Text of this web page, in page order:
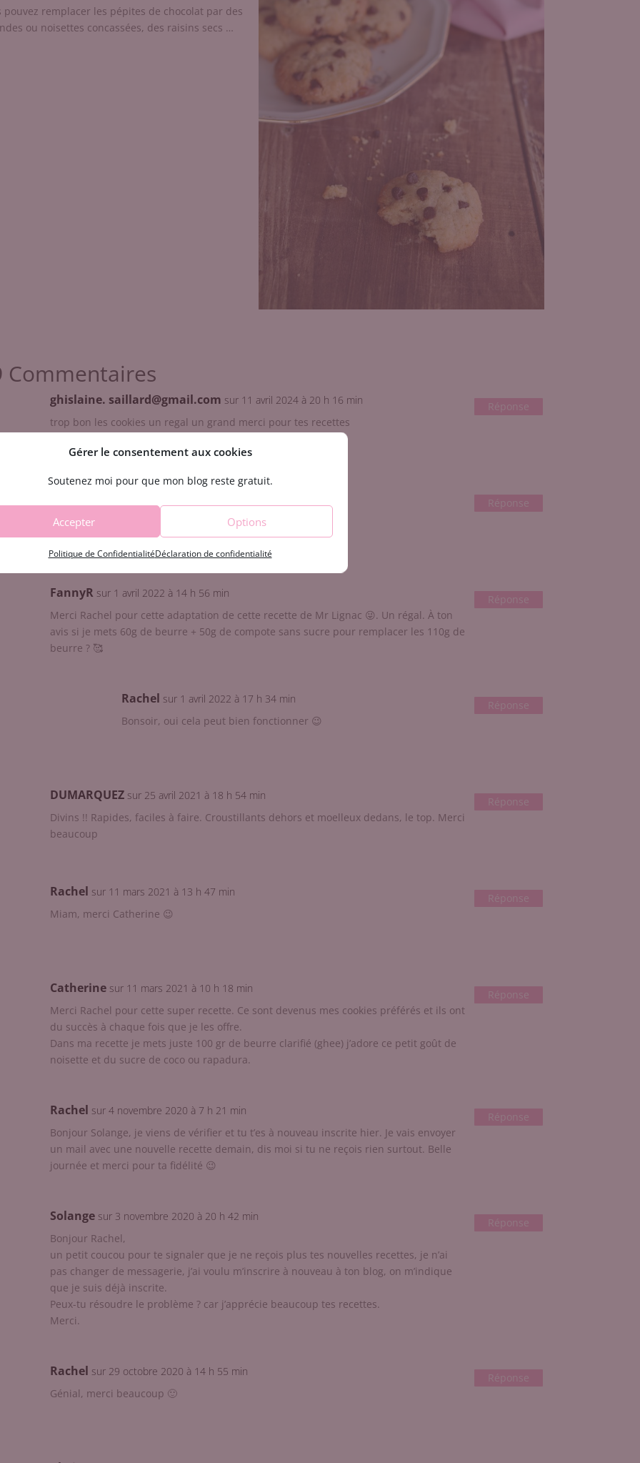
Gérer le consentement aux cookies
Soutenez moi pour que mon blog reste gratuit.
Accepter Options
Politique de ConfidentialitéDéclaration de confidentialité
pouvez remplacer les pépites de chocolat par des
ou noisettes concassées, des raisins secs …
Commentaires
ghislaine. saillard@gmail.com sur 11 avril 2024 à 20 h 16 min
trop bon les cookies un regal un grand merci pour tes recettes
Réponse
Réponse
FannyR sur 1 avril 2022 à 14 h 56 min
Merci Rachel pour cette adaptation de cette recette de Mr Lignac 😜. Un régal. À ton
avis si je mets 60g de beurre + 50g de compote sans sucre pour remplacer les 110g de
beurre ? 🥰
Réponse
Rachel sur 1 avril 2022 à 17 h 34 min
Bonsoir, oui cela peut bien fonctionner 😉
Réponse
DUMARQUEZ sur 25 avril 2021 à 18 h 54 min
Divins !! Rapides, faciles à faire. Croustillants dehors et moelleux dedans, le top. Merci
beaucoup
Réponse
Rachel sur 11 mars 2021 à 13 h 47 min
Miam, merci Catherine 😉
Réponse
Catherine sur 11 mars 2021 à 10 h 18 min
Merci Rachel pour cette super recette. Ce sont devenus mes cookies préférés et ils ont
du succès à chaque fois que je les offre.
Dans ma recette je mets juste 100 gr de beurre clarifié (ghee) j’adore ce petit goût de
noisette et du sucre de coco ou rapadura.
Réponse
Rachel sur 4 novembre 2020 à 7 h 21 min
Bonjour Solange, je viens de vérifier et tu t’es à nouveau inscrite hier. Je vais envoyer
un mail avec une nouvelle recette demain, dis moi si tu ne reçois rien surtout. Belle
journée et merci pour ta fidélité 😉
Réponse
Solange sur 3 novembre 2020 à 20 h 42 min
Bonjour Rachel,
un petit coucou pour te signaler que je ne reçois plus tes nouvelles recettes, je n’ai
pas changer de messagerie, j’ai voulu m’inscrire à nouveau à ton blog, on m’indique
que je suis déjà inscrite.
Peux-tu résoudre le problème ? car j’apprécie beaucoup tes recettes.
Merci.
Réponse
Rachel sur 29 octobre 2020 à 14 h 55 min
Génial, merci beaucoup 🙂
Réponse